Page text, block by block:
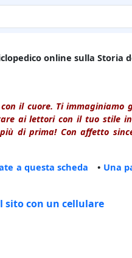
online sulla Storia
il cuore. Ti immaginiamo
ai lettori con il tuo stile
di prima! Con affetto
a questa scheda • Una
sito con un cellulare